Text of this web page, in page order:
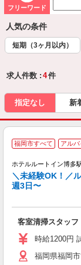
フリーワード
人気の条件
短期（3ヶ月以内）
求人件数 : 4件
指定なし 新
福岡市すべて アルバ
ホテルルートイン博多
＼未経験OK！／
週3日〜
客室清掃スタッフ
時給1200円
福岡県福岡